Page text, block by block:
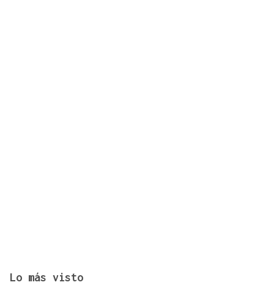
Lo más visto